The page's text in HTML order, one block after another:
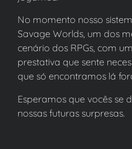
No momento nosso
Savage Worlds, um dos
cenário dos RPGs, com
prestativa que sente
que só encontramos lá
Esperamos que vocês se
nossas futuras surpresas.